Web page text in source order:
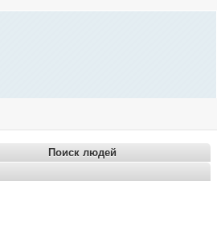
Поиск людей